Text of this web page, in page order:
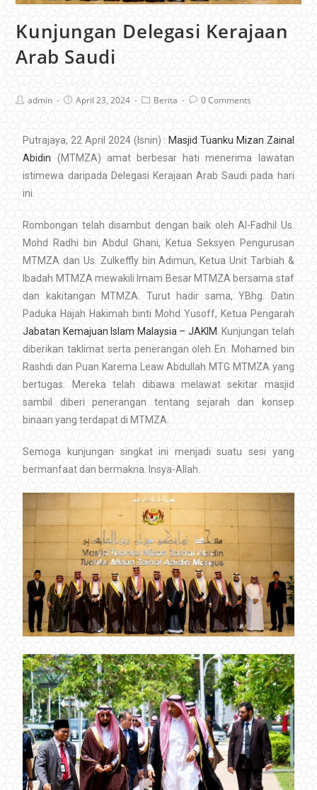
Kunjungan Delegasi Kerajaan
Arab Saudi
admin April 23, 2024 Berita 0 Comments
Putrajaya, 22 April 2024 (Isnin) : Masjid Tuanku Mizan Zainal
Abidin (MTMZA) amat berbesar hati menerima lawatan
istimewa daripada Delegasi Kerajaan Arab Saudi pada hari
ini.
Rombongan telah disambut dengan baik oleh Al-Fadhil Us.
Mohd Radhi bin Abdul Ghani, Ketua Seksyen Pengurusan
MTMZA dan Us. Zulkeffly bin Adimun, Ketua Unit Tarbiah &
Ibadah MTMZA mewakili Imam Besar MTMZA bersama staf
dan kakitangan MTMZA. Turut hadir sama, YBhg. Datin
Paduka Hajah Hakimah binti Mohd Yusoff, Ketua Pengarah
Jabatan Kemajuan Islam Malaysia – JAKIM
. Kunjungan telah
diberikan taklimat serta penerangan oleh En. Mohamed bin
Rashdi dan Puan Karema Leaw Abdullah MTG MTMZA yang
bertugas. Mereka telah dibawa melawat sekitar masjid
sambil diberi penerangan tentang sejarah dan konsep
binaan yang terdapat di MTMZA.
Semoga kunjungan singkat ini menjadi suatu sesi yang
bermanfaat dan bermakna. Insya-Allah.